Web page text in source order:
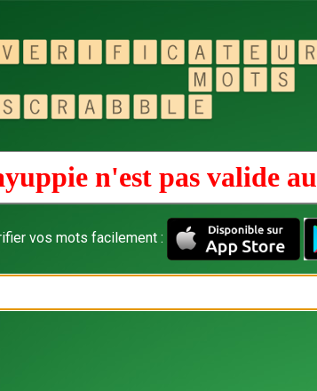
n'est pas valide au
vos mots facilement :